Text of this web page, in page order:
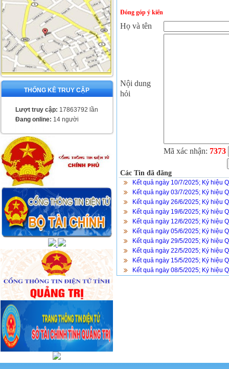
THỐNG KÊ TRUY CẬP
Lượt truy cập: 17863792 lần
Đang online: 14 người
Đóng góp ý kiến
Họ và tên
Nội dung
hỏi
Mã xác nhận: 7373
Các Tin đã đăng
Kết quả ngày 10/7/2025; Ký hiệu
Kết quả ngày 03/7/2025; Ký hiệu
Kết quả ngày 26/6/2025; Ký hiệu
Kết quả ngày 19/6/2025; Ký hiệu
Kết quả ngày 12/6/2025; Ký hiệu
Kết quả ngày 05/6/2025; Ký hiệu
Kết quả ngày 29/5/2025; Ký hiệu
Kết quả ngày 22/5/2025; Ký hiệu
Kết quả ngày 15/5/2025; Ký hiệu
Kết quả ngày 08/5/2025; Ký hiệu